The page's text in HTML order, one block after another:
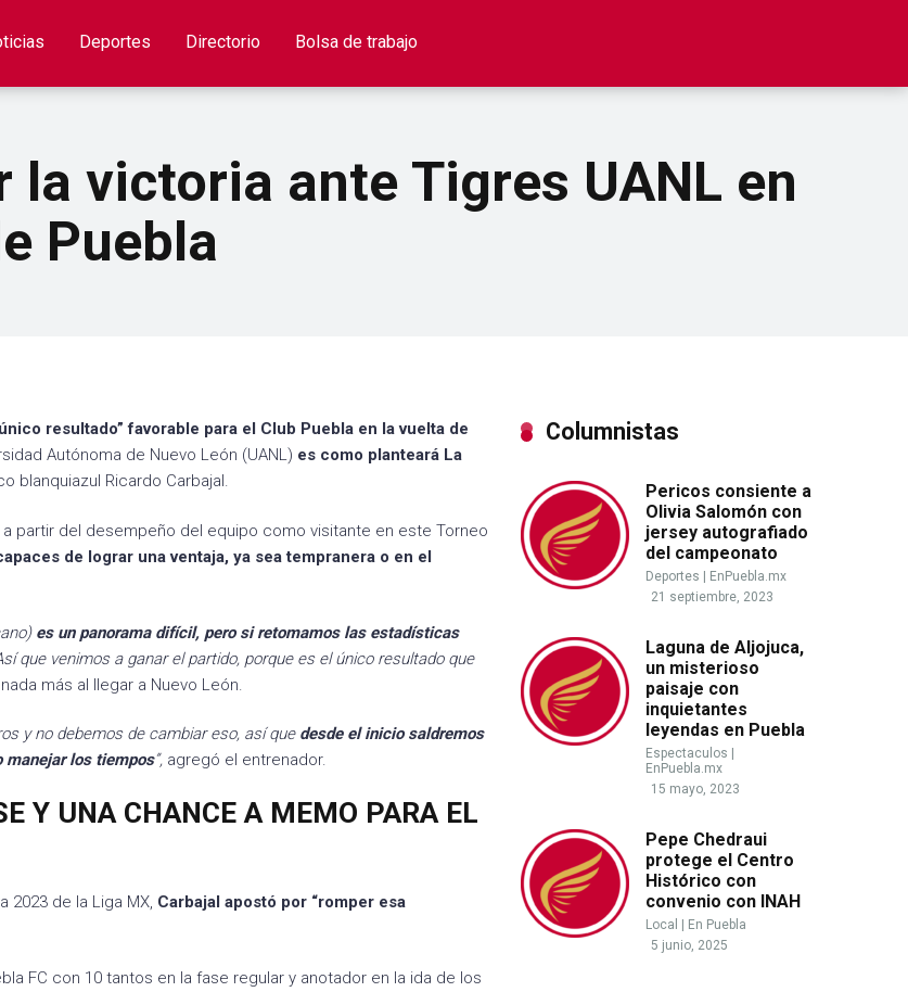
Deportes Directorio Bolsa de trabajo
la victoria ante Tigres UANL en
Puebla
resultado” favorable para el Club Puebla en la vuelta de
Autónoma de Nuevo León (UANL) es como planteará La
blanquiazul Ricardo Carbajal.
partir del desempeño del equipo como visitante en este Torneo
de lograr una ventaja, ya sea tempranera o en el
es un panorama difícil, pero si retomamos las estadísticas
que venimos a ganar el partido, porque es el único resultado que
más al llegar a Nuevo León.
y no debemos de cambiar eso, así quedesde el inicio saldremos
manejar los tiempos”, agregó el entrenador.
Y UNA CHANCE A MEMO PARA EL
2023 de la Liga MX, Carbajal apostó por “romper esa
FC con 10 tantos en la fase regular y anotador en la ida de los
Columnistas
Pericos consiente a
Olivia Salomón con
jersey autografiado
del campeonato
Deportes
EnPuebla.mx
21 septiembre, 2023
Laguna de Aljojuca,
un misterioso
paisaje con
inquietantes
leyendas en Puebla
Espectaculos
EnPuebla.mx
15 mayo, 2023
Pepe Chedraui
protege el Centro
Histórico con
convenio con INAH
Local
En Puebla
5 junio, 2025